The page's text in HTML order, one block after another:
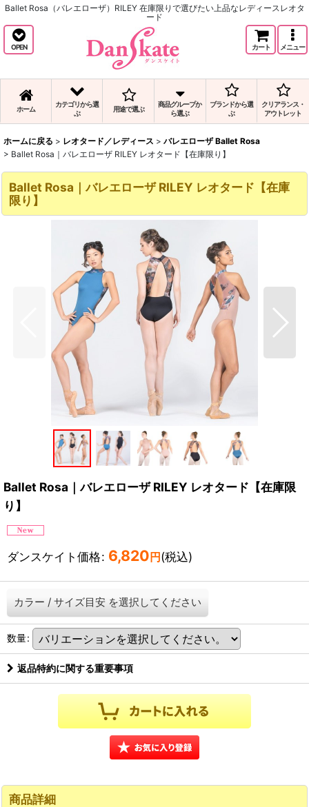
Ballet Rosa（バレエローザ）RILEY 在庫限りで選びたい上品なレディースレオタ
ード
OPEN カート メニュー
ホーム
カテゴリから選
ぶ
用途で選ぶ
商品グループか
ら選ぶ
ブランドから選
ぶ
クリアランス・
アウトレット
ホームに戻る > レオタード／レディース > バレエローザ Ballet Rosa
> Ballet Rosa｜バレエローザ RILEY レオタード【在庫限り】
Ballet Rosa｜バレエローザ RILEY レオタード【在庫
限り】
Ballet Rosa｜バレエローザ RILEY レオタード【在庫限
り】
ダンスケイト価格: 6,820 円 (税込)
カラー / サイズ目安 を選択してください
数量:
返品特約に関する重要事項
商品詳細